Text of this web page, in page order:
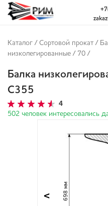
Каталог / Сортовой прокат /
низколегированные / 70 /
Балка
С355
4
502 человек интересовались
698 мм
<